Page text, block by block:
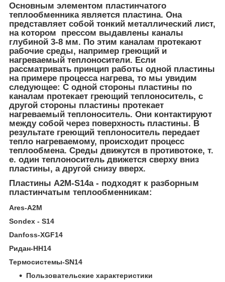
Основным элементом пластинчатого
теплообменника является пластина. Она
представляет собой тонкий металлический лист,
на котором прессом выдавлены каналы
глубиной 3-8 мм. По этим каналам протекают
рабочие среды, например греющий и
нагреваемый теплоносители. Если
рассматривать принцип работы одной пластины
на примере процесса нагрева, то мы увидим
следующее: С одной стороны пластины по
каналам протекает греющий теплоноситель, с
другой стороны пластины протекает
нагреваемый теплоноситель. Они контактируют
между собой через поверхность пластины. В
результате греющий теплоноситель передает
тепло нагреваемому, происходит процесс
теплообмена. Среды движутся в противотоке, т.
е. один теплоноситель движется сверху вниз
пластины, а другой снизу вверх.
Пластины А2М-S14a - подходят к разборным
пластинчатым теплообменникам:
Ares-A2M
Sondex - S14
Danfoss-XGF14
Ридан-HH14
Термосистемы-SN14
Пользовательские характеристики